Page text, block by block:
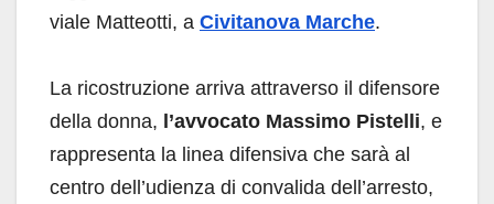
viale Matteotti, a Civitanova Marche.
La ricostruzione arriva attraverso il difensore
della donna, l’avvocato Massimo Pistelli, e
rappresenta la linea difensiva che sarà al
centro dell’udienza di convalida dell’arresto,